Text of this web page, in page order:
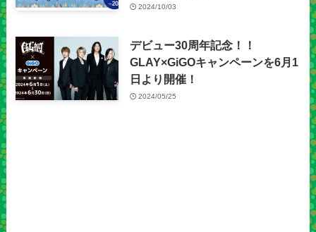
2024/10/03
デビュー30周年記念！！
GLAY×GiGOキャンペーンを6月1
日より開催！
2024/05/25